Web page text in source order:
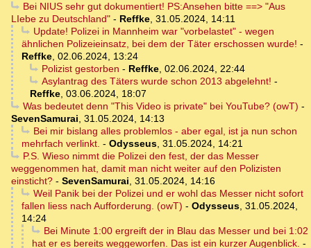
Bei NIUS sehr gut dokumentiert! PS:Ansehen bitte ==> "Aus
LIebe zu Deutschland" - Reffke, 31.05.2024, 14:11
Update! Polizei in Mannheim war "vorbelastet" - wegen
ähnlichen Polizeieinsatz, bei dem der Täter erschossen wurde! -
Reffke, 02.06.2024, 13:24
Polizist gestorben - Reffke, 02.06.2024, 22:44
Asylantrag des Täters wurde schon 2013 abgelehnt! -
Reffke, 03.06.2024, 18:07
Was bedeutet denn "This Video is private" bei YouTube? (owT) -
SevenSamurai, 31.05.2024, 14:13
Bei mir bislang alles problemlos - aber egal, ist ja nun schon
mehrfach verlinkt. - Odysseus, 31.05.2024, 14:21
P.S. Wieso nimmt die Polizei den fest, der das Messer
weggenommen hat, damit man nicht weiter auf den Polizisten
einsticht? - SevenSamurai, 31.05.2024, 14:16
Weil Panik bei der Polizei und er wohl das Messer nicht sofort
fallen liess nach Aufforderung. (owT) - Odysseus, 31.05.2024,
14:24
Bei Minute 1:00 ergreift der in Blau das Messer und bei 1:02
hat er es bereits weggeworfen. Das ist ein kurzer Augenblick. -